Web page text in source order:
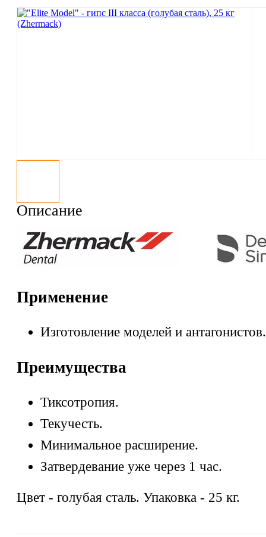
Описание
Применение
Изготовление моделей и антагонистов.
Преимущества
Тиксотропия.
Текучесть.
Минимальное расширение.
Затвердевание уже через 1 час.
Цвет - голубая сталь. Упаковка - 25 кг.